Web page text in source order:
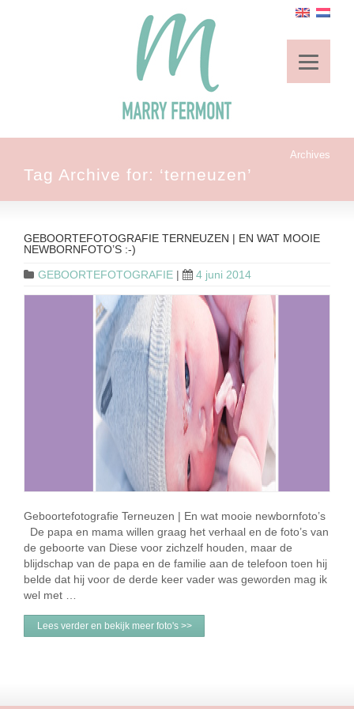
Archives
Tag Archive for: ‘terneuzen’
GEBOORTEFOTOGRAFIE TERNEUZEN | EN WAT MOOIE
NEWBORNFOTO’S :-)
GEBOORTEFOTOGRAFIE | 4 juni 2014
Geboortefotografie Terneuzen | En wat mooie newbornfoto’s
De papa en mama willen graag het verhaal en de foto’s van
de geboorte van Diese voor zichzelf houden, maar de
blijdschap van de papa en de familie aan de telefoon toen hij
belde dat hij voor de derde keer vader was geworden mag ik
wel met …
Lees verder en bekijk meer foto's >>